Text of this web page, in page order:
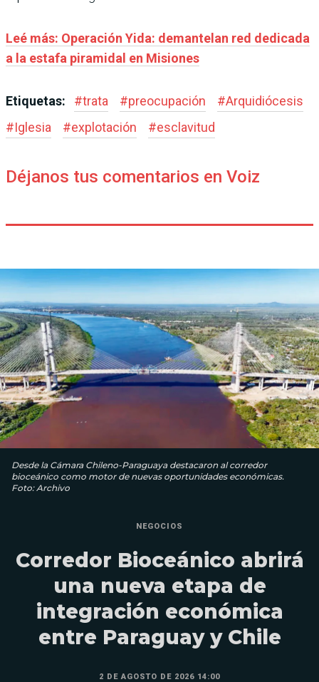
Leé más: Operación Yida: demantelan red dedicada
a la estafa piramidal en Misiones
Etiquetas: #trata #preocupación #Arquidiócesis
#Iglesia #explotación #esclavitud
Déjanos tus comentarios en Voiz
Desde la Cámara Chileno-Paraguaya destacaron al corredor
bioceánico como motor de nuevas oportunidades económicas.
Foto: Archivo
NEGOCIOS
Corredor Bioceánico abrirá
una nueva etapa de
integración económica
entre Paraguay y Chile
2 DE AGOSTO DE 2026 14:00